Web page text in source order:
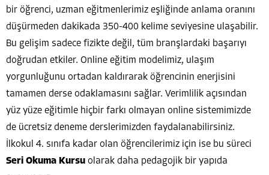
bir öğrenci, uzman eğitmenlerimiz eşliğinde anlama oranını
düşürmeden dakikada 350-400 kelime seviyesine ulaşabilir.
Bu gelişim sadece fizikte değil, tüm branşlardaki başarıyı
doğrudan etkiler. Online eğitim modelimiz, ulaşım
yorgunluğunu ortadan kaldırarak öğrencinin enerjisini
tamamen derse odaklamasını sağlar. Verimlilik açısından
yüz yüze eğitimle hiçbir farkı olmayan online sistemimizde
de ücretsiz deneme derslerimizden faydalanabilirsiniz.
İlkokul 4. sınıfa kadar olan öğrencilerimiz için ise bu süreci
Seri Okuma Kursu olarak daha pedagojik bir yapıda